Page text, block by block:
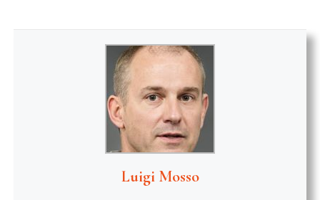
Luigi Mosso